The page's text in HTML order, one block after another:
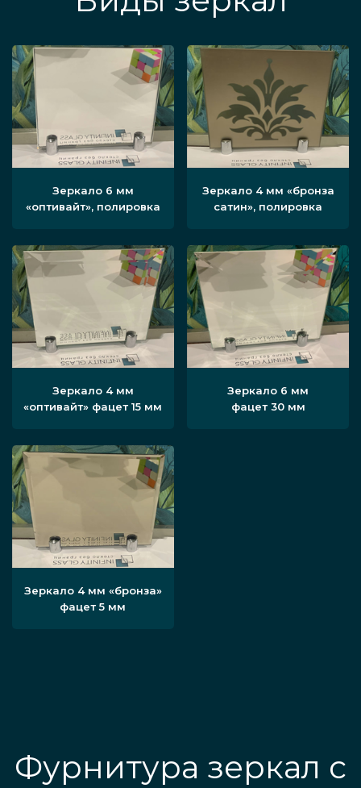
Зеркало 6 мм
«оптивайт», полировка
Зеркало 4 мм «бронза
сатин», полировка
Зеркало 4 мм
«оптивайт» фацет 15 мм
Зеркало 6 мм
фацет 30 мм
Зеркало 4 мм «бронза»
фацет 5 мм
Фурнитура зеркал с